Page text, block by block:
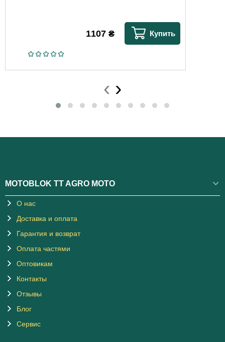
1107 ₴ Купить
‹ ›
MOTOBLOK TT AGRO MOTO
О нас
Доставка и оплата
Гарантия и возврат
Оплата частями
Оптовикам
Контакты
Отзывы
Блог
Сервис